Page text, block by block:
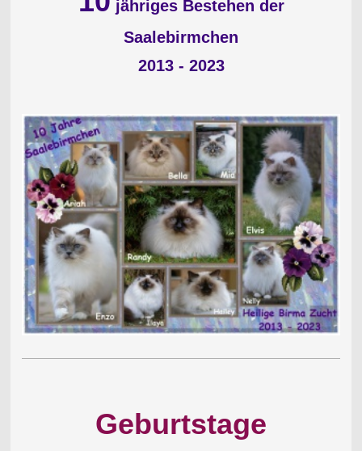
jähriges Bestehen der
Saalebirmchen
2013 - 2023
Geburtstage